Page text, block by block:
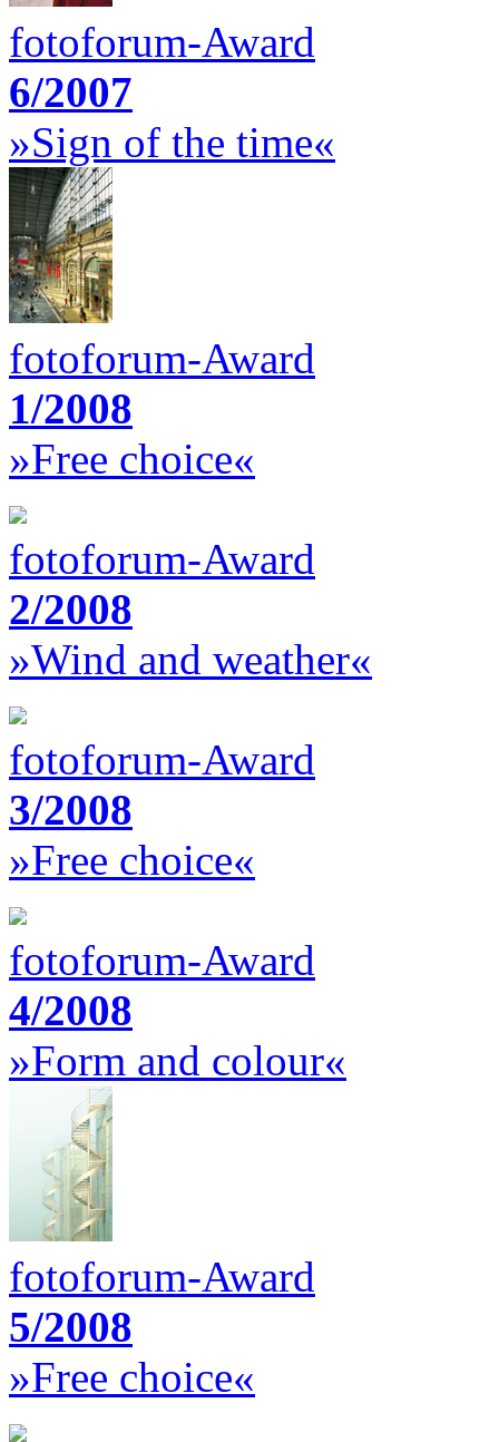
fotoforum-Award
6/2007
»Sign of the time«
fotoforum-Award
1/2008
»Free choice«
fotoforum-Award
2/2008
»Wind and weather«
fotoforum-Award
3/2008
»Free choice«
fotoforum-Award
4/2008
»Form and colour«
fotoforum-Award
5/2008
»Free choice«